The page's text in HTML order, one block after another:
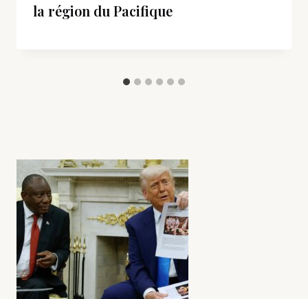
la région du Pacifique